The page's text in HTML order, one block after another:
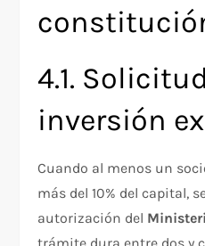
4.1.
inversión
Cuando al menos un
más del 10% del capital,
autorización del